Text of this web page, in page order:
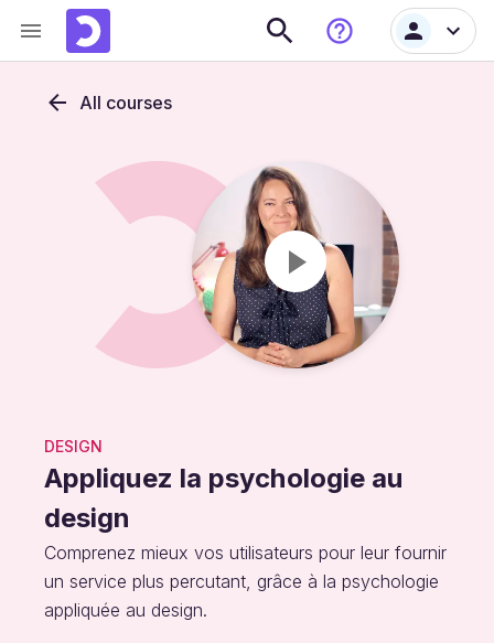
All courses
DESIGN
Appliquez la psychologie au
design
Comprenez mieux vos utilisateurs pour leur fournir
un service plus percutant, grâce à la psychologie
appliquée au design.